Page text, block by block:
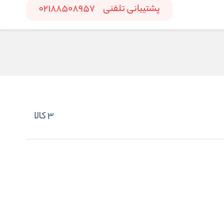
پشتیبانی تلفنی 02188508957
3کالا